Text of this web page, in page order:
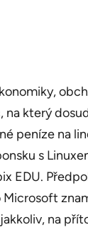
který
peníze na
s
EDU.
na